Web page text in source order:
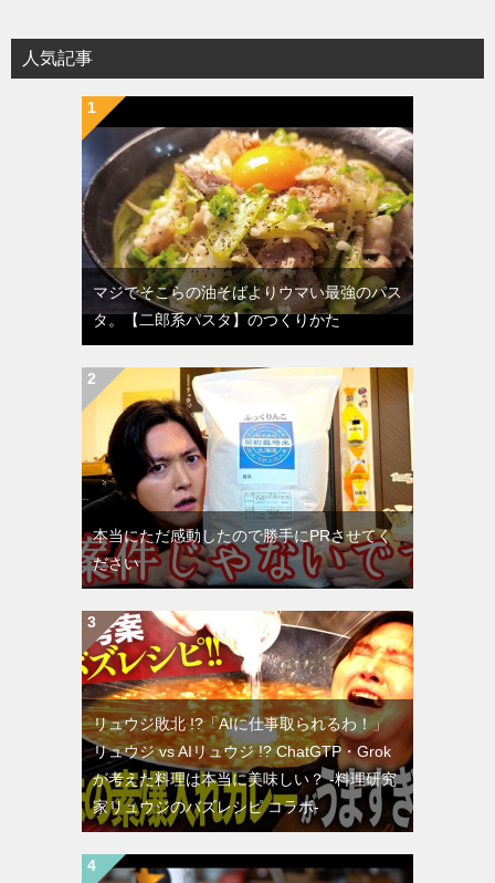
人気記事
マジでそこらの油そばよりウマい最強のパス
タ。【二郎系パスタ】のつくりかた
本当にただ感動したので勝手にPRさせてく
ださい
リュウジ敗北 !?「AIに仕事取られるわ！」
リュウジ vs AIリュウジ !? ChatGTP・Grok
が考えた料理は本当に美味しい？ -料理研究
家リュウジのバズレシピ コラボ-